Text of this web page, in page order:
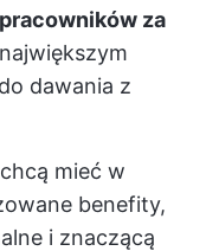
za
dawania z
mieć w
benefity,
i znaczącą